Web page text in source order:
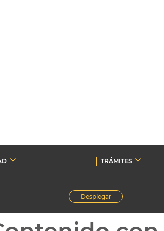
TRÁMITES
Desplegar